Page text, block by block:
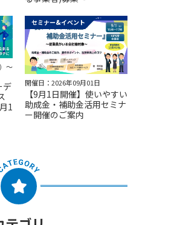
～
デ
1
セミナー&イベント
開催日：2026年09月01日
【9月1日開催】使いやすい
助成金・補助金活用セミナ
ー開催のご案内